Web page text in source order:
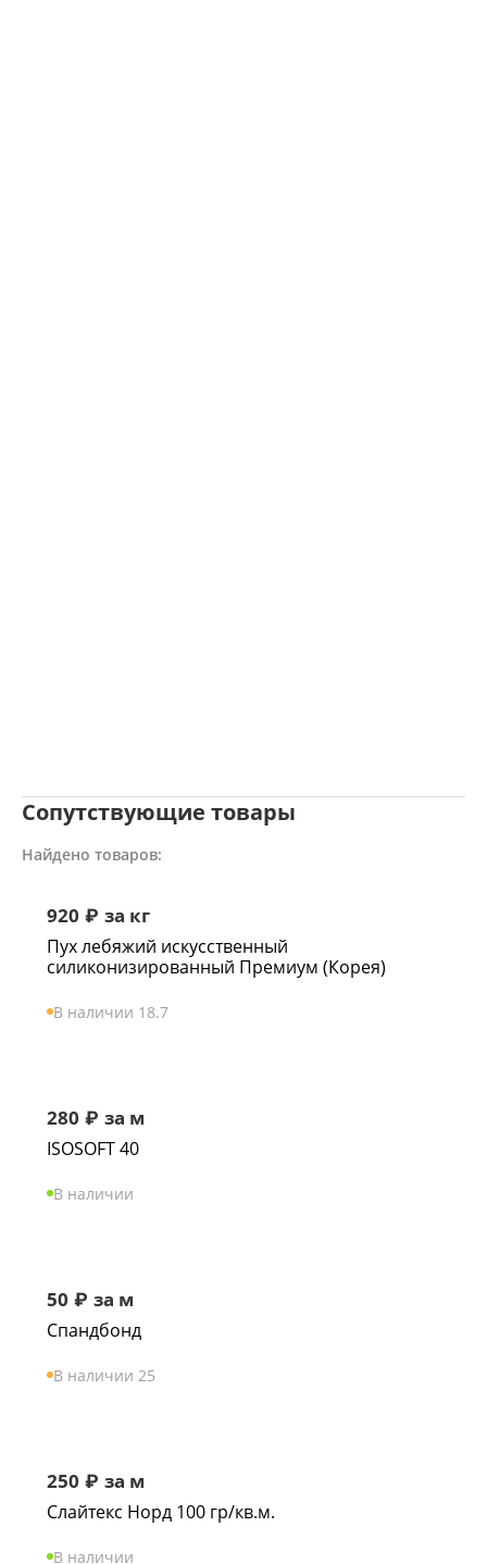
Сопутствующие товары
Найдено товаров:
920 ₽ за кг
Пух лебяжий искусственный
силиконизированный Премиум (Корея)
В наличии 18.7
280 ₽ за м
ISOSOFT 40
В наличии
50 ₽ за м
Спандбонд
В наличии 25
250 ₽ за м
Слайтекс Норд 100 гр/кв.м.
В наличии